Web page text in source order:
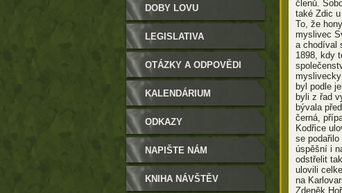
členů.
také Zdic
To, že
myslivec
a chodíval
1898, kdy
byl podle
byli z řad
bývala
černá,
Kodřice
se
úspěšní i
odstřelit
ulovili
na
Zdeněk
DOBY LOVU
LEGISLATIVA
OTÁZKY A ODPOVĚDI
KALENDÁRIUM
ODKAZY
NAPIŠTE NÁM
KNIHA NÁVŠTĚV